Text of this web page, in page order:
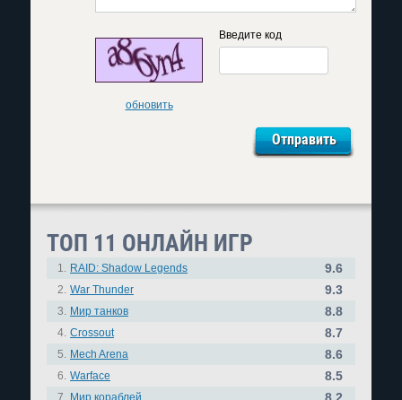
обновить
Введите код
ТОП 11 ОНЛАЙН ИГР
1. RAID: Shadow Legends 9.6
2. War Thunder 9.3
3. Мир танков 8.8
4. Crossout 8.7
5. Mech Arena 8.6
6. Warface 8.5
7. Мир кораблей